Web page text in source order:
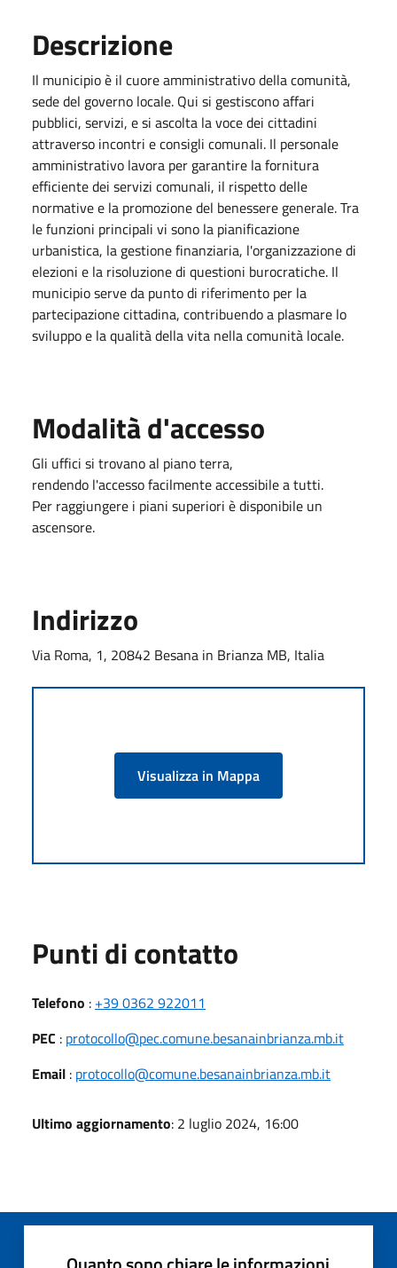
Descrizione
Il municipio è il cuore amministrativo della comunità,
sede del governo locale. Qui si gestiscono affari
pubblici, servizi, e si ascolta la voce dei cittadini
attraverso incontri e consigli comunali. Il personale
amministrativo lavora per garantire la fornitura
efficiente dei servizi comunali, il rispetto delle
normative e la promozione del benessere generale. Tra
le funzioni principali vi sono la pianificazione
urbanistica, la gestione finanziaria, l'organizzazione di
elezioni e la risoluzione di questioni burocratiche. Il
municipio serve da punto di riferimento per la
partecipazione cittadina, contribuendo a plasmare lo
sviluppo e la qualità della vita nella comunità locale.
Modalità d'accesso
Gli uffici si trovano al piano terra,
rendendo l'accesso facilmente accessibile a tutti.
Per raggiungere i piani superiori è disponibile un
ascensore.
Indirizzo
Via Roma, 1, 20842 Besana in Brianza MB, Italia
Visualizza in Mappa
Punti di contatto
Telefono : +39 0362 922011
PEC : protocollo@pec.comune.besanainbrianza.mb.it
Email : protocollo@comune.besanainbrianza.mb.it
Ultimo aggiornamento: 2 luglio 2024, 16:00